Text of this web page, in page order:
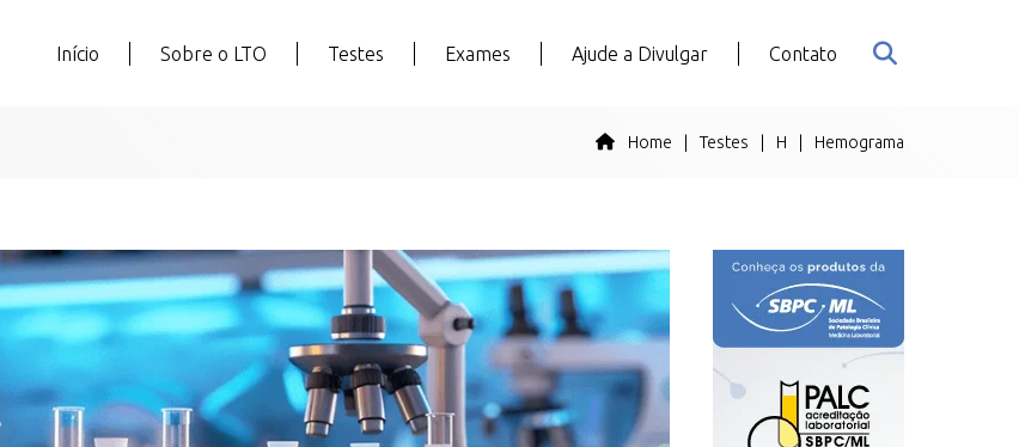
Início Sobre o LTO Testes Exames Ajude a Divulgar Contato
Home Testes H Hemograma